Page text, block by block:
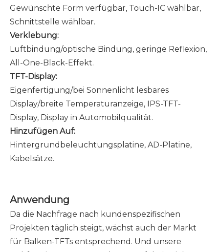
Gewünschte Form verfügbar, Touch-IC wählbar,
Schnittstelle wählbar.
Verklebung:
Luftbindung/optische Bindung, geringe Reflexion,
All-One-Black-Effekt.
TFT-Display:
Eigenfertigung/bei Sonnenlicht lesbares
Display/breite Temperaturanzeige, IPS-TFT-
Display, Display in Automobilqualität.
Hinzufügen Auf:
Hintergrundbeleuchtungsplatine, AD-Platine,
Kabelsätze.
Anwendung
Da die Nachfrage nach kundenspezifischen
Projekten täglich steigt, wächst auch der Markt
für Balken-TFTs entsprechend. Und unsere